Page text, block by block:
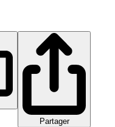
Partager